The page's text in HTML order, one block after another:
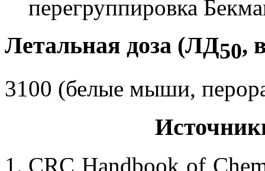
перегруппировка
Летальная доза (ЛД50,
3100 (белые мыши,
CRC Handbook of